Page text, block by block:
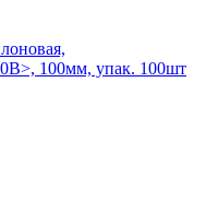
100мм, упак. 100шт